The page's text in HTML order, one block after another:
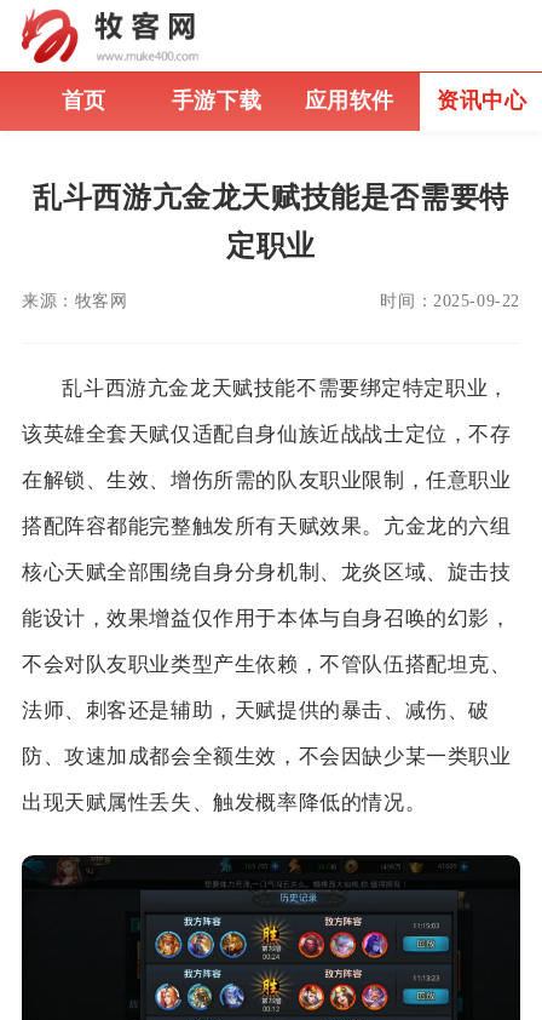
首页 手游下载 应用软件 资讯中心
乱斗西游亢金龙天赋技能是否需要特
定职业
来源： 牧客网 时间： 2025-09-22
乱斗西游亢金龙天赋技能不需要绑定特定职业，
该英雄全套天赋仅适配自身仙族近战战士定位，不存
在解锁、生效、增伤所需的队友职业限制，任意职业
搭配阵容都能完整触发所有天赋效果。亢金龙的六组
核心天赋全部围绕自身分身机制、龙炎区域、旋击技
能设计，效果增益仅作用于本体与自身召唤的幻影，
不会对队友职业类型产生依赖，不管队伍搭配坦克、
法师、刺客还是辅助，天赋提供的暴击、减伤、破
防、攻速加成都会全额生效，不会因缺少某一类职业
出现天赋属性丢失、触发概率降低的情况。